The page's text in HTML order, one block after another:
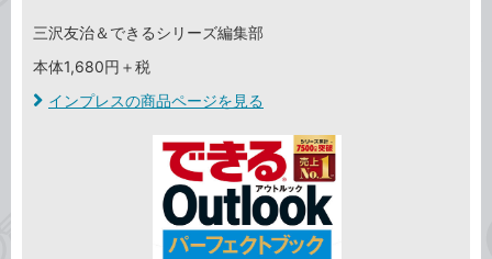
三沢友治＆できるシリーズ編集部
本体1,680円＋税
インプレスの商品ページを見る